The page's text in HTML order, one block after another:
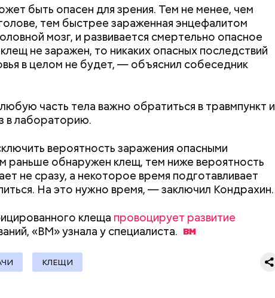
быть опасен для зрения. Тем не менее, чем
тем быстрее зараженная энцефалитом
мозг, и развивается смертельно опасное
не заражен, то никаких опасных последствий
в целом не будет, — объяснил собеседник
часть тела важно обратиться в травмпункт и
в лабораторию.
вероятность заражения опасными
раньше обнаружен клещ, тем ниже вероятность
не сразу, а некоторое время подготавливает
На это нужно время, — заключил Кондрахин.
клеща провоцирует развитие
«ВМ» узнала успециалиста.
КЛЕЩИ
день бесконечности
холостяка все мужчины без пары видятся со
документы